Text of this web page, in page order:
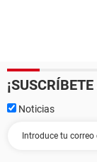
Noticias